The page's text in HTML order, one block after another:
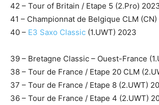
42 – Tour of Britain / Etape 5 (2.Pro)
41 – Championnat de Belgique CLM
40 – E3 Saxo Classic (1.UWT) 2023
39 – Bretagne Classic – Ouest-France
38 – Tour de France / Etape 20 CLM
37 – Tour de France / Etape 8 (2.UWT)
36 – Tour de France / Etape 4 (2.UWT)